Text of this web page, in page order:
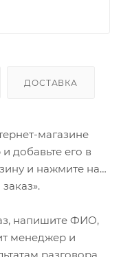
ДОСТАВКА
магазине
добавьте его в
и нажмите на
напишите ФИО,
менеджер и
разговора